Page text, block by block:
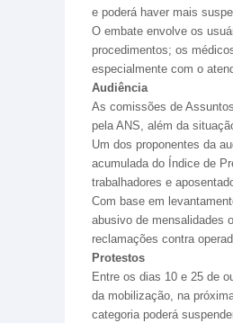
e poderá haver mais
O embate envolve os
procedimentos; os
especialmente com o
Audiência
As comissões de
pela ANS, além da
Um dos proponentes da
acumulada do Índice de
trabalhadores e
Com base em
abusivo de mensalidades
reclamações contra
Protestos
Entre os dias 10 e 25 de
da mobilização, na
categoria poderá